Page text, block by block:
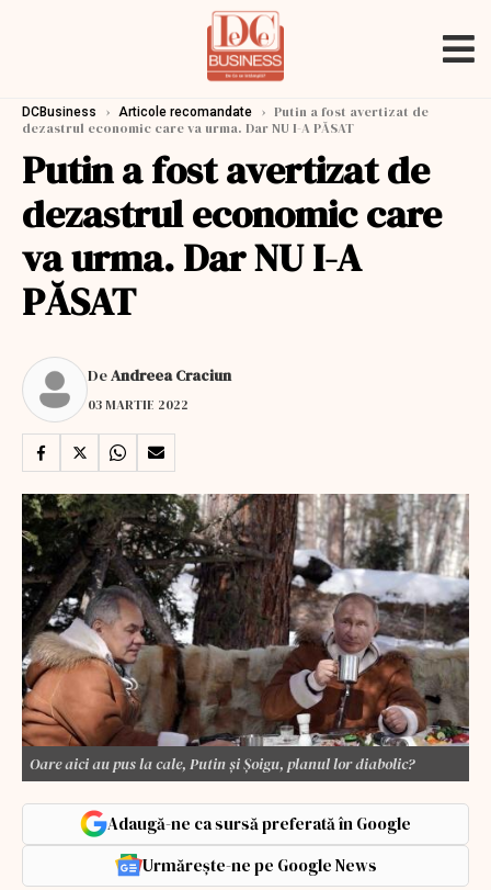
DCBusiness › Articole recomandate › Putin a fost avertizat de
dezastrul economic care va urma. Dar NU I-A PĂSAT
Putin a fost avertizat de
dezastrul economic care
va urma. Dar NU I-A
PĂSAT
DeAndreea Craciun
03 MARTIE 2022
Oare aici au pus la cale, Putin și Șoigu, planul lor diabolic?
Adaugă-ne ca sursă preferată în Google
Urmărește-ne pe Google News